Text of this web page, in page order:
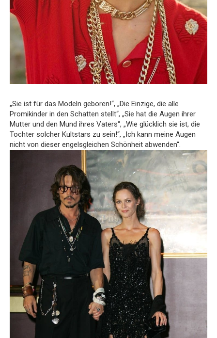
„Sie ist für das Modeln geboren!“, „Die Einzige, die alle
Promikinder in den Schatten stellt“, „Sie hat die Augen ihrer
Mutter und den Mund ihres Vaters“, „Wie glücklich sie ist, die
Tochter solcher Kultstars zu sein!“, „Ich kann meine Augen
nicht von dieser engelsgleichen Schönheit abwenden“.